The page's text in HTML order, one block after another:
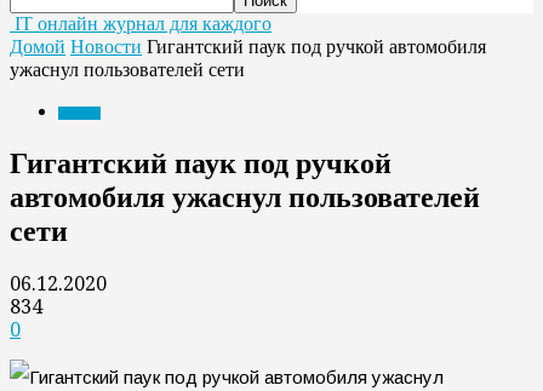
IT онлайн журнал для каждого
Домой Новости Гигантский паук под ручкой автомобиля
ужаснул пользователей сети
Гигантский паук под ручкой
автомобиля ужаснул пользователей
сети
06.12.2020
834
0